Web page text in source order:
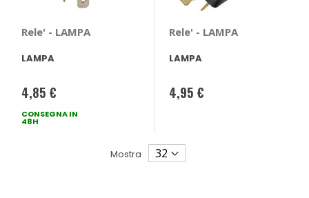
Rele' - LAMPA
LAMPA
4,85 €
CONSEGNA IN
48H
Rele' - LAMPA
LAMPA
4,95 €
Mostra